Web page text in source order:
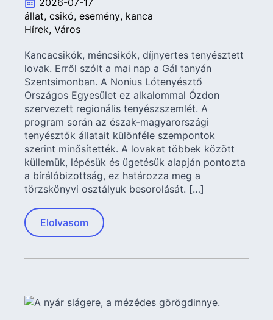
2026-07-17
állat csikó esemény kanca
Hírek Város
Kancacsikók, méncsikók, díjnyertes tenyésztett
lovak. Erről szólt a mai nap a Gál tanyán
Szentsimonban. A Nonius Lótenyésztő
Országos Egyesület ez alkalommal Ózdon
szervezett regionális tenyészszemlét. A
program során az észak-magyarországi
tenyésztők állatait különféle szempontok
szerint minősítették. A lovakat többek között
küllemük, lépésük és ügetésük alapján pontozta
a bírálóbizottság, ez határozza meg a
törzskönyvi osztályuk besorolását. […]
Elolvasom